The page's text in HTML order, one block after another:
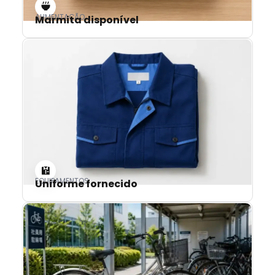
ALIMENTAÇÃO
Marmita disponível
EQUIPAMENTOS
Uniforme fornecido